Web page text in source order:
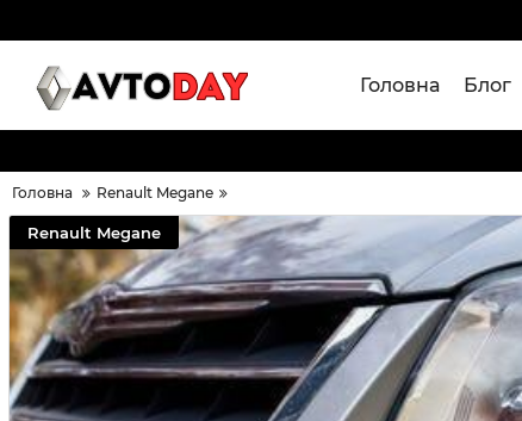
Головна Блог
Головна Renault Megane
Renault Megane